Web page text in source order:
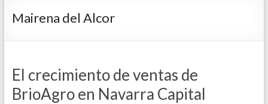
Mairena del Alcor
El crecimiento de ventas de
BrioAgro en Navarra Capital